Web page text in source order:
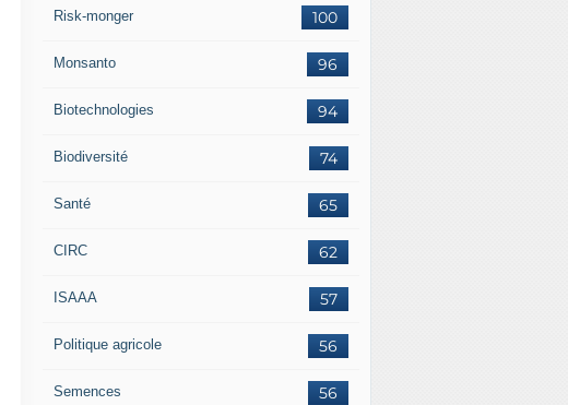
100
Risk-monger
96
Monsanto
94
Biotechnologies
74
Biodiversité
65
Santé
62
CIRC
57
ISAAA
56
Politique agricole
56
Semences